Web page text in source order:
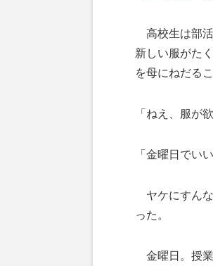
高校生は部活
新しい服がた
を母にねだるこ
「ねえ、服が
「金曜日でい
ヤケにすん
った。
金曜日。授業